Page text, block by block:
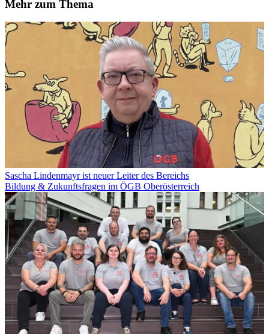
Mehr zum Thema
Sascha Lindenmayr ist neuer Leiter des Bereichs
Bildung & Zukunftsfragen im ÖGB Oberösterreich